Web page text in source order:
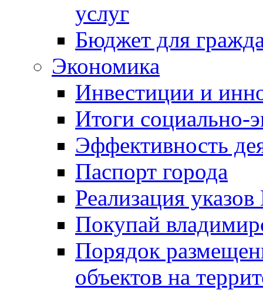
услуг
Бюджет для
Экономика
Инвестиции и
Итоги социально-
Эффективность
Паспорт города
Реализация
Покупай
Порядок
объектов на